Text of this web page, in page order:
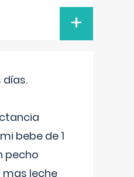
+
días.
bebe de 1
pecho
leche